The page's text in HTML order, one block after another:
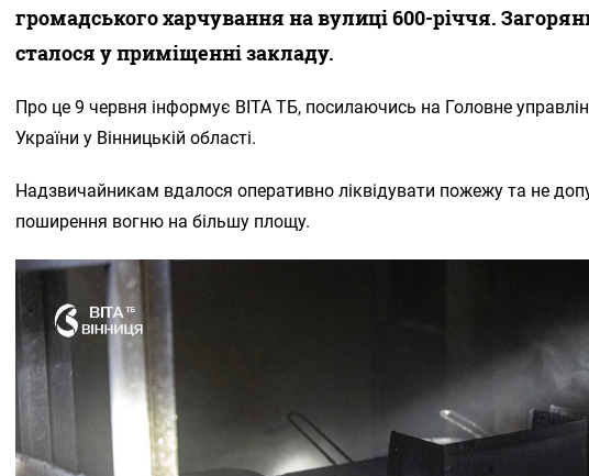
громадського харчування на вулиці 600-річчя.
сталося у приміщенні закладу.
Про це 9 червня інформує ВІТА ТБ, посилаючись на Головне
України у Вінницькій області.
Надзвичайникам вдалося оперативно ліквідувати пожежу та не
поширення вогню на більшу площу.